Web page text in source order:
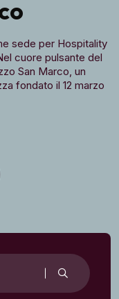
sede per Hospitality
cuore pulsante del
San Marco, un
fondato il 12 marzo